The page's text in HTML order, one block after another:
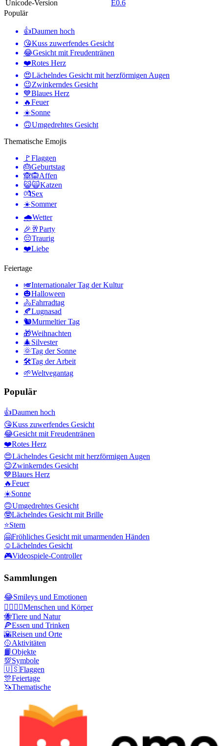
Unicode-Version
E0.6
Populär
👍Daumen hoch
😘Kuss zuwerfendes Gesicht
😂Gesicht mit Freudentränen
❤️Rotes Herz
😍Lächelndes Gesicht mit herzförmigen Augen
😉Zwinkerndes Gesicht
💙Blaues Herz
🔥Feuer
☀️Sonne
🙃Umgedrehtes Gesicht
Thematische Emojis
🚩Flaggen
🎂Geburtstag
🙈🙉Affen
😺🙀Katzen
💏Sex
☀️Sommer
🌧Wetter
🎉🥂Party
😔Traurig
❤️Liebe
Feiertage
🎺Internationaler Tag der Kultur
🎃Halloween
🚴Fahrradtag
🍂Lugnasad
🐿Murmeltier Tag
🎁Weihnachten
🎄Silvester
🌞Tag der Sonne
🛠Tag der Arbeit
🌱Weltvegantag
Populär
👍Daumen hoch
😘Kuss zuwerfendes Gesicht
😂Gesicht mit Freudentränen
❤️Rotes Herz
😍Lächelndes Gesicht mit herzförmigen Augen
😉Zwinkerndes Gesicht
💙Blaues Herz
🔥Feuer
☀️Sonne
🙃Umgedrehtes Gesicht
🤓Lächelndes Gesicht mit Brille
⭐Stern
🤗Fröhliches Gesicht mit umarmenden Händen
☺️Lächelndes Gesicht
🎮Videospiele-Controller
Sammlungen
😂Smileys und Emotionen
👩‍❤️‍💋‍👨Menschen und Körper
🐝Tiere und Natur
🍕Essen und Trinken
🌇Reisen und Orte
🥎Aktivitäten
📙Objekte
💯Symbole
🇺🇸Flaggen
🎊Feiertage
🦄Thematische